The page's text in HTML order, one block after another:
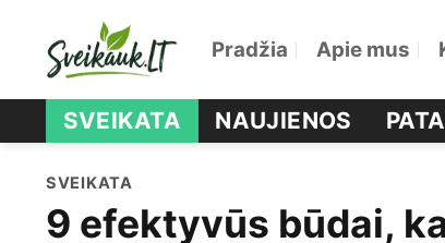
Pradžia Apie mus
SVEIKATA NAUJIENOS
SVEIKATA
9 efektyvūs būdai,